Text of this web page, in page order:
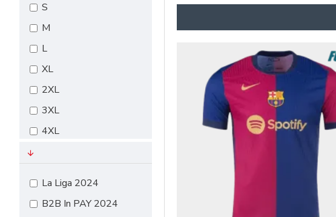
S
M
L
XL
2XL
3XL
4XL
La Liga 2024
B2B In PAY 2024